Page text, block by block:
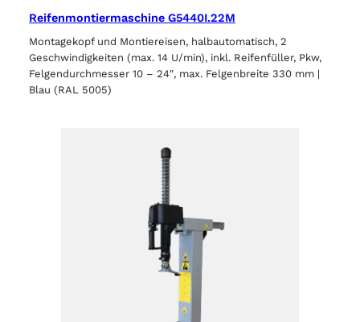
Reifenmontiermaschine G5440I.22M
Montagekopf und Montiereisen, halbautomatisch, 2
Geschwindigkeiten (max. 14 U/min), inkl. Reifenfüller, Pkw,
Felgendurchmesser 10 – 24″, max. Felgenbreite 330 mm |
Blau (RAL 5005)